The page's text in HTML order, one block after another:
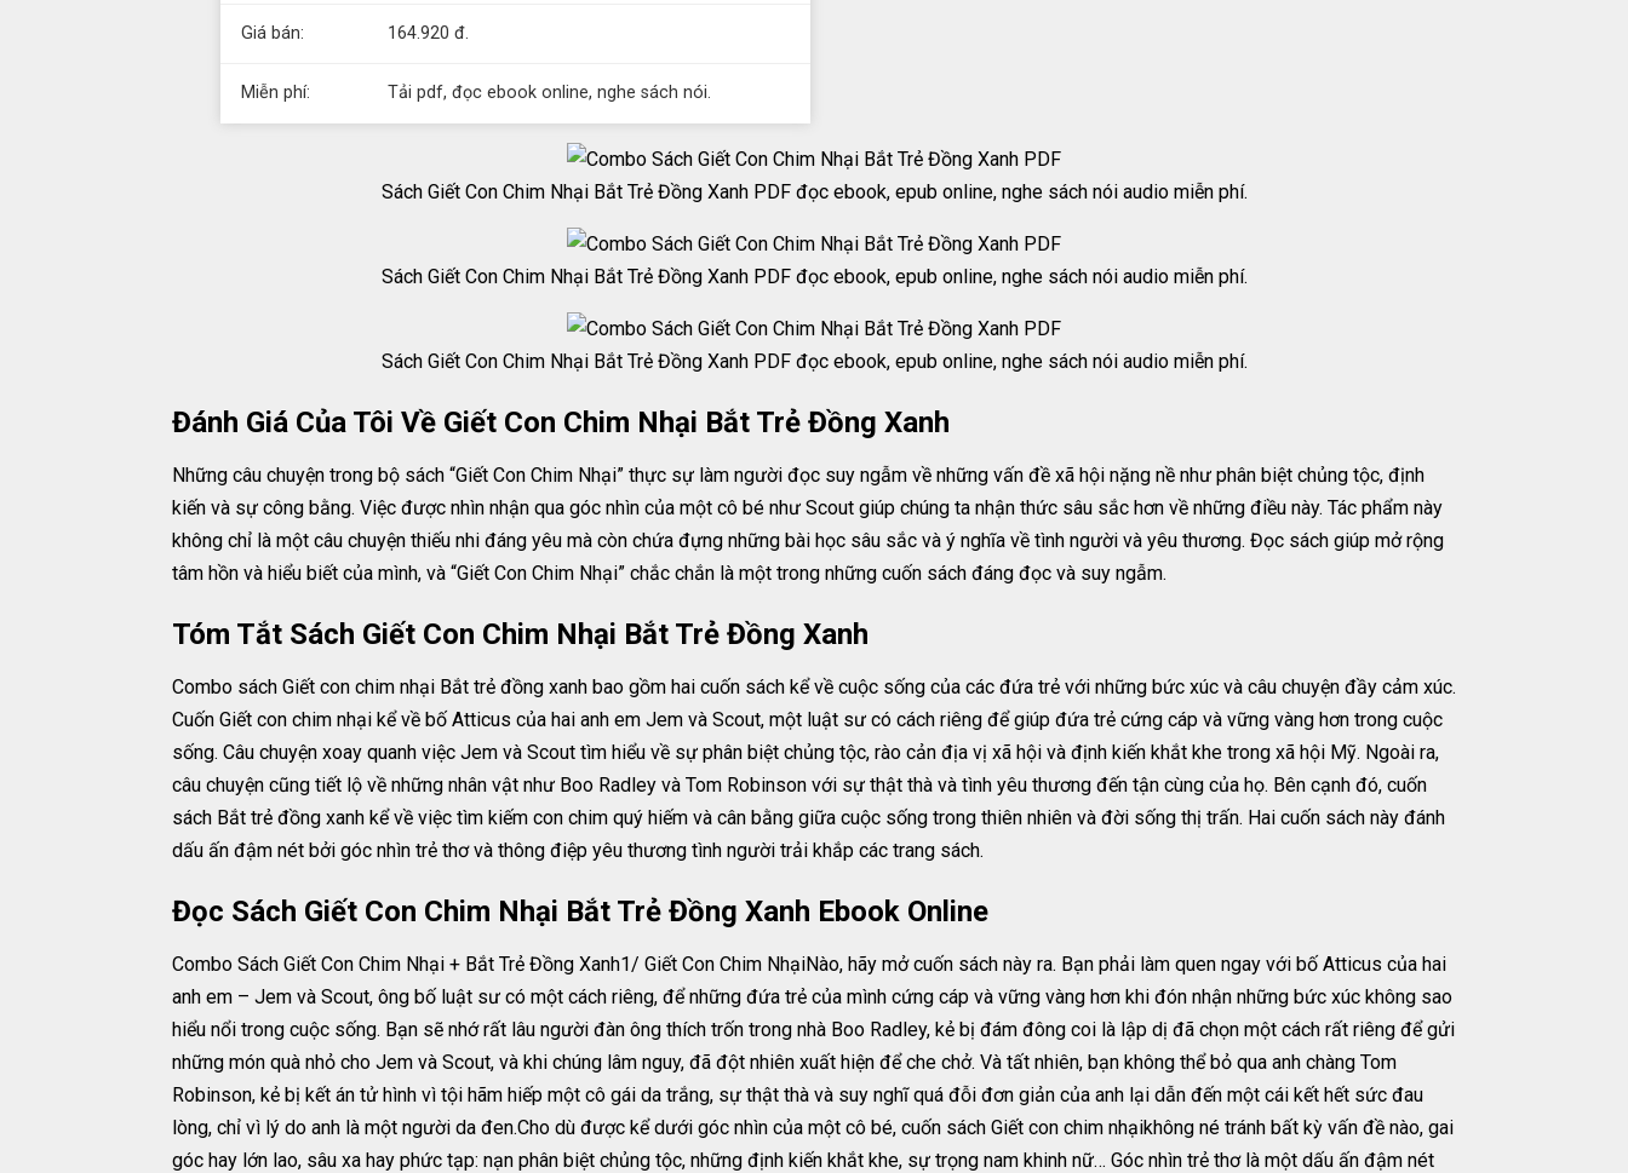
Giá bán: 164.920 đ.
Miễn phí: Tải pdf, đọc ebook online, nghe sách nói.
Sách Giết Con Chim Nhại Bắt Trẻ Đồng Xanh PDF đọc ebook, epub online, nghe sách nói audio miễn phí.
Sách Giết Con Chim Nhại Bắt Trẻ Đồng Xanh PDF đọc ebook, epub online, nghe sách nói audio miễn phí.
Sách Giết Con Chim Nhại Bắt Trẻ Đồng Xanh PDF đọc ebook, epub online, nghe sách nói audio miễn phí.
Đánh Giá Của Tôi Về Giết Con Chim Nhại Bắt Trẻ Đồng Xanh
Những câu chuyện trong bộ sách “Giết Con Chim Nhại” thực sự làm người đọc suy ngẫm về những vấn đề xã hội nặng nề như phân biệt chủng tộc, định
kiến và sự công bằng. Việc được nhìn nhận qua góc nhìn của một cô bé như Scout giúp chúng ta nhận thức sâu sắc hơn về những điều này. Tác phẩm này
không chỉ là một câu chuyện thiếu nhi đáng yêu mà còn chứa đựng những bài học sâu sắc và ý nghĩa về tình người và yêu thương. Đọc sách giúp mở rộng
tâm hồn và hiểu biết của mình, và “Giết Con Chim Nhại” chắc chắn là một trong những cuốn sách đáng đọc và suy ngẫm.
Tóm Tắt Sách Giết Con Chim Nhại Bắt Trẻ Đồng Xanh
Combo sách Giết con chim nhại Bắt trẻ đồng xanh bao gồm hai cuốn sách kể về cuộc sống của các đứa trẻ với những bức xúc và câu chuyện đầy cảm xúc.
Cuốn Giết con chim nhại kể về bố Atticus của hai anh em Jem và Scout, một luật sư có cách riêng để giúp đứa trẻ cứng cáp và vững vàng hơn trong cuộc
sống. Câu chuyện xoay quanh việc Jem và Scout tìm hiểu về sự phân biệt chủng tộc, rào cản địa vị xã hội và định kiến khắt khe trong xã hội Mỹ. Ngoài ra,
câu chuyện cũng tiết lộ về những nhân vật như Boo Radley và Tom Robinson với sự thật thà và tình yêu thương đến tận cùng của họ. Bên cạnh đó, cuốn
sách Bắt trẻ đồng xanh kể về việc tìm kiếm con chim quý hiếm và cân bằng giữa cuộc sống trong thiên nhiên và đời sống thị trấn. Hai cuốn sách này đánh
dấu ấn đậm nét bởi góc nhìn trẻ thơ và thông điệp yêu thương tình người trải khắp các trang sách.
Đọc Sách Giết Con Chim Nhại Bắt Trẻ Đồng Xanh Ebook Online
Combo Sách Giết Con Chim Nhại + Bắt Trẻ Đồng Xanh1/ Giết Con Chim NhạiNào, hãy mở cuốn sách này ra. Bạn phải làm quen ngay với bố Atticus của hai
anh em – Jem và Scout, ông bố luật sư có một cách riêng, để những đứa trẻ của mình cứng cáp và vững vàng hơn khi đón nhận những bức xúc không sao
hiểu nổi trong cuộc sống. Bạn sẽ nhớ rất lâu người đàn ông thích trốn trong nhà Boo Radley, kẻ bị đám đông coi là lập dị đã chọn một cách rất riêng để gửi
những món quà nhỏ cho Jem và Scout, và khi chúng lâm nguy, đã đột nhiên xuất hiện để che chở. Và tất nhiên, bạn không thể bỏ qua anh chàng Tom
Robinson, kẻ bị kết án tử hình vì tội hãm hiếp một cô gái da trắng, sự thật thà và suy nghĩ quá đỗi đơn giản của anh lại dẫn đến một cái kết hết sức đau
lòng, chỉ vì lý do anh là một người da đen.Cho dù được kể dưới góc nhìn của một cô bé, cuốn sách Giết con chim nhạikhông né tránh bất kỳ vấn đề nào, gai
góc hay lớn lao, sâu xa hay phức tạp: nạn phân biệt chủng tộc, những định kiến khắt khe, sự trọng nam khinh nữ… Góc nhìn trẻ thơ là một dấu ấn đậm nét